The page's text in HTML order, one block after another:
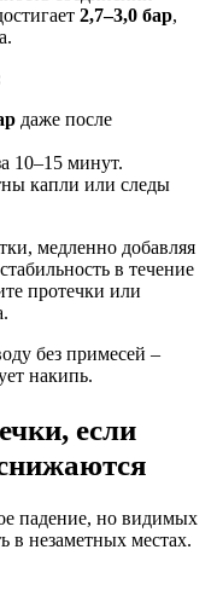
2,7–3,0 бар,
даже после
10–15 минут.
капли или следы
медленно добавляя
в течение
протечки или
без примесей –
накипь.
если
падение, но видимых
в незаметных местах.